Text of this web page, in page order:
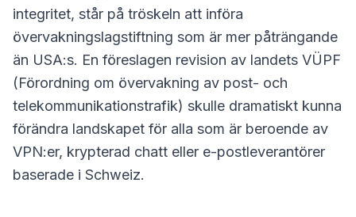
integritet, står på tröskeln att införa
övervakningslagstiftning som är mer påträngande
än USA:s. En föreslagen revision av landets VÜPF
(Förordning om övervakning av post- och
telekommunikationstrafik) skulle dramatiskt kunna
förändra landskapet för alla som är beroende av
VPN:er, krypterad chatt eller e-postleverantörer
baserade i Schweiz.